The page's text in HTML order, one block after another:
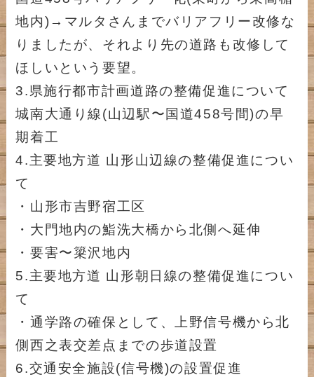
地内)→マルタさんまでバリアフリー改修な
りましたが、それより先の道路も改修して
ほしいという要望。
3.県施行都市計画道路の整備促進について
城南大通り線(山辺駅〜国道458号間)の早
期着工
4.主要地方道 山形山辺線の整備促進につい
て
・山形市吉野宿工区
・大門地内の鮨洗大橋から北側へ延伸
・要害〜簗沢地内
5.主要地方道 山形朝日線の整備促進につい
て
・通学路の確保として、上野信号機から北
側西之表交差点までの歩道設置
6.交通安全施設(信号機)の設置促進